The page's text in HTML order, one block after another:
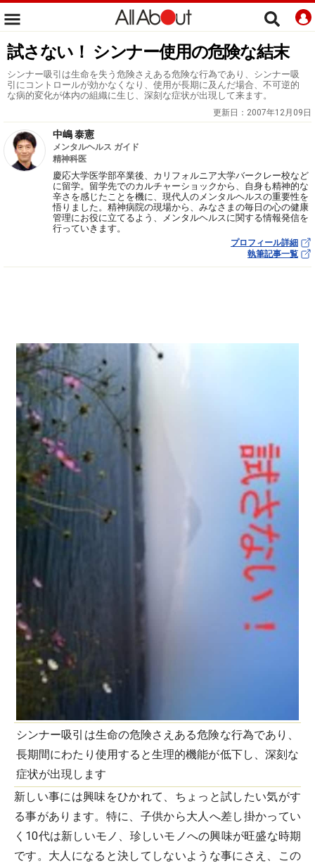
試さない！ シンナー使用の危険な結末
シンナー吸引は生命を失う危険さえある危険な行為であり、シンナー吸
引にコントロールが効かなくなり、使用が長期に及んだ場合、不可逆的
な病的変化が体内の組織に生じ、深刻な症状が出現して来ます。
更新日： 2007年12月09日
中嶋 泰憲
メンタルヘルス ガイド
精神科医
慶応大学医学部卒業後、カリフォルニア大学バークレー校など
に留学。留学先でのカルチャーショックから、自身も精神的な
辛さを感じたことを機に、現代人のメンタルヘルスの重要性を
悟りました。精神病院の現場から、みなさまの毎日の心の健康
管理にお役に立てるよう、メンタルヘルスに関する情報発信を
行っていきます。
プロフィール詳細
執筆記事一覧
シンナー吸引は生命の危険さえある危険な行為であり、
長期間にわたり使用すると生理的機能が低下し、深刻な
症状が出現します
新しい事には興味をひかれて、ちょっと試したい気がす
る事があります。特に、子供から大人へ差し掛かってい
く10代は新しいモノ、珍しいモノへの興味が旺盛な時期
です。大人になると決してしないような事にさえ、この